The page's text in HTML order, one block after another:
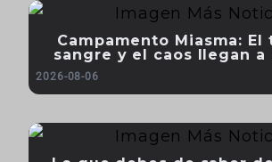
Campamento Miasma: El
sangre y el caos llegan a
2026-08-06